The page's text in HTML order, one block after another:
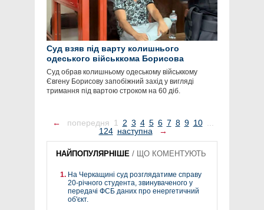
Суд взяв під варту колишнього
одеського військкома Борисова
Суд обрав колишньому одеському військкому
Євгену Борисову запобіжний захід у вигляді
тримання під вартою строком на 60 діб.
← попередня 1 2 3 4 5 6 7 8 9 10 ...
124 наступна →
НАЙПОПУЛЯРНІШЕ / ЩО КОМЕНТУЮТЬ
На Черкащині суд розглядатиме справу
20-річного студента, звинуваченого у
передачі ФСБ даних про енергетичний
об'єкт.